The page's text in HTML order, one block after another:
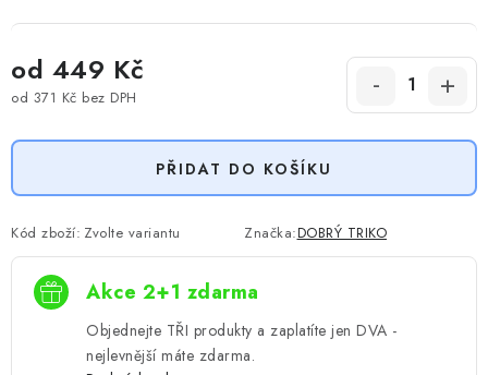
od 449 Kč
od 371 Kč bez DPH
PŘIDAT DO KOŠÍKU
Kód zboží: Zvolte variantu Značka:DOBRÝ TRIKO
Akce 2+1 zdarma
Objednejte TŘI produkty a zaplatíte jen DVA -
nejlevnější máte zdarma.